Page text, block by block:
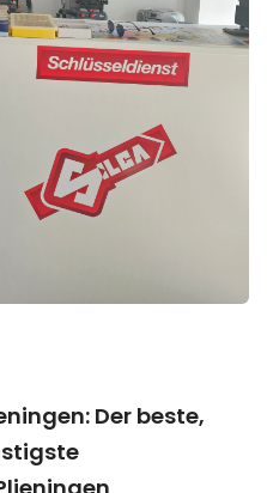
Der beste,